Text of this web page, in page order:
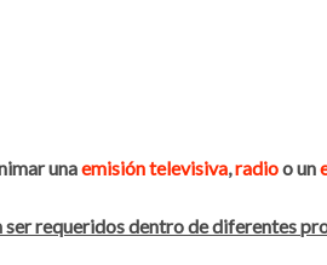
unaemisión televisiva,radioo un
ser requeridos dentro de diferentes